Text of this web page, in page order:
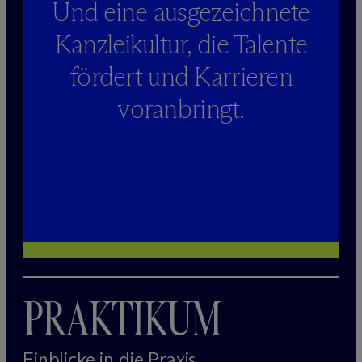
Und eine ausgezeichnete
Kanzleikultur, die Talente
fördert und Karrieren
voranbringt.
PRAKTIKUM